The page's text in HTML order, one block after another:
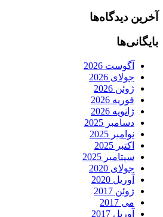
آخرین دیدگاه‌ها
بایگانی‌ها
آگوست 2026
جولای 2026
ژوئن 2026
فوریه 2026
ژانویه 2026
دسامبر 2025
نوامبر 2025
اکتبر 2025
سپتامبر 2025
جولای 2020
آوریل 2020
ژوئن 2017
می 2017
آوریل 2017